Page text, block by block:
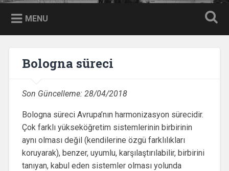
MENU
Bologna süreci
Son Güncelleme: 28/04/2018
Bologna süreci Avrupa’nın harmonizasyon sürecidir.
Çok farklı yükseköğretim sistemlerinin birbirinin
aynı olması değil (kendilerine özgü farklılıkları
koruyarak), benzer, uyumlu, karşılaştırılabilir, birbirini
tanıyan, kabul eden sistemler olması yolunda